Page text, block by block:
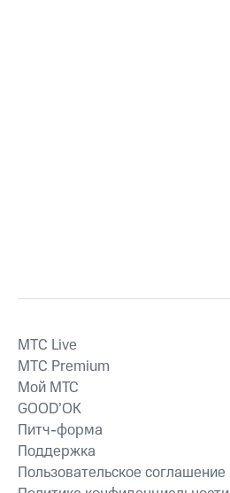
MTС Live
MTС Premium
Мой МТС
GOOD’OK
Питч-форма
Поддержка
Пользовательское соглашение